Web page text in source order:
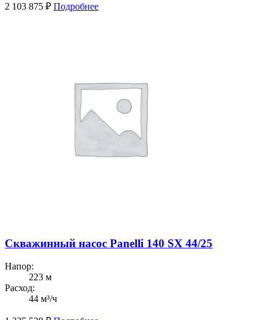
2 103 875 ₽ Подробнее
Скважинный насос Panelli 140 SX 44/25
Напор:
223 м
Расход:
44 м³/ч